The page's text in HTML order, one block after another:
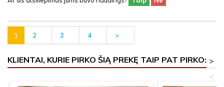
1 2 3 4 >
KLIENTAI, KURIE PIRKO ŠIĄ PREKĘ TAIP PAT PIRKO: >
<